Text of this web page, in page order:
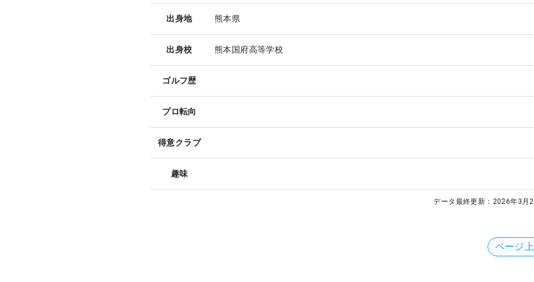
出身地 熊本県
出身校 熊本国府高等学校
ゴルフ歴
プロ転向
得意クラブ
趣味
データ最終更新： 2026年3月
ページ